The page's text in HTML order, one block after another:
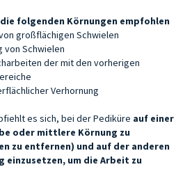
folgenden Körnungen empfohlen
großflächigen Schwielen
von Schwielen
der mit den vorherigen
Verhornung
es sich, bei der Pediküre auf einer
oder mittlere Körnung zu
zu entfernen) und auf der anderen
einzusetzen, um die Arbeit zu